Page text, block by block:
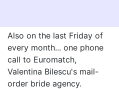
Also on the last Friday of
every month... one phone
call to Euromatch,
Valentina Bilescu's mail-
order bride agency.